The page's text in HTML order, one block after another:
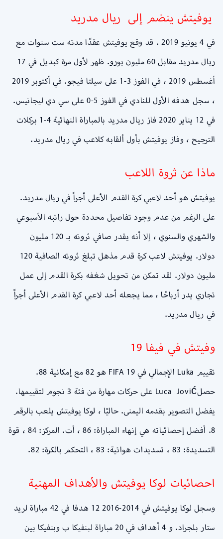
يوفيتش ينضم إلى ريال مدريد
في 4 يونيو 2019 . قد وقع يوفيتش عقدًا مدته ست سنوات مع
ريال مدريد مقابل 60 مليون يورو. ظهر لأول مرة كبديل في 17
أغسطس 2019 ، في الفوز 3-1 على سيلتا فيجو. في أكتوبر 2019
، سجل هدفه الأول للنادي في الفوز 5-0 على سي دي ليجانيس.
في 12 يناير 2020 فاز ريال مدريد بالمباراة النهائية 4-1 بركلات
الترجيح ، وفاز يوفيتش بأول ألقابه كلاعب في ريال مدريد.
ماذا عن ثروة اللاعب
يوفيتش هو أحد لاعبي كرة القدم الأعلى أجراً في ريال مدريد.
على الرغم من عدم وجود تفاصيل محددة حول راتبه الأسبوعي
والشهري والسنوي ، إلا أنه يقدر صافي ثروته بـ 120 مليون
دولار. يوفيتش لاعب كرة قدم مذهل تبلغ ثروته الصافية 120
مليون دولار. لقد تمكن من تحويل شغفه بكرة القدم إلى عمل
تجاري يدر أرباحًا ، مما يجعله أحد لاعبي كرة القدم الأعلى أجراً
في ريال مدريد.
وفيتش في فيفا 19
تقييم Luka الإجمالي في FIFA 19 هو 82 مع إمكانية 88.
حصلLuca Jović على حركات مهارة من فئة 3 نجوم لتقييمها.
يفضل التصوير بقدمه اليمنى. حاليًا ، لوكا يوفيتش يلعب بالرقم
8. أفضل إحصائياته هي إنهاء المباراة: 86 ، أت. المركز: 84 ، قوة
التسديدة: 83 ، تسديدات هوائية: 83 ، التحكم بالكرة: 82.
احصائيات لوكا يوفيتش والأهداف المهنية
وسجل لوكا يوفيتش في 2014-2016 12 هدفا في 42 مباراة لريد
ستار بلجراد. و 4 أهداف في 20 مباراة لبنفيكا ب وبنفيكا بين